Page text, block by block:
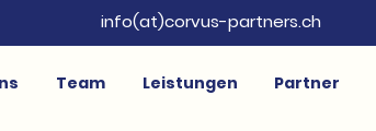
info(at)corvus-partners.ch
Team Leistungen Partner